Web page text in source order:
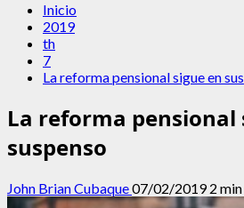
Inicio
2019
th
7
La reforma pensional sigue en
La reforma pensional
suspenso
John Brian Cubaque07/02/20192